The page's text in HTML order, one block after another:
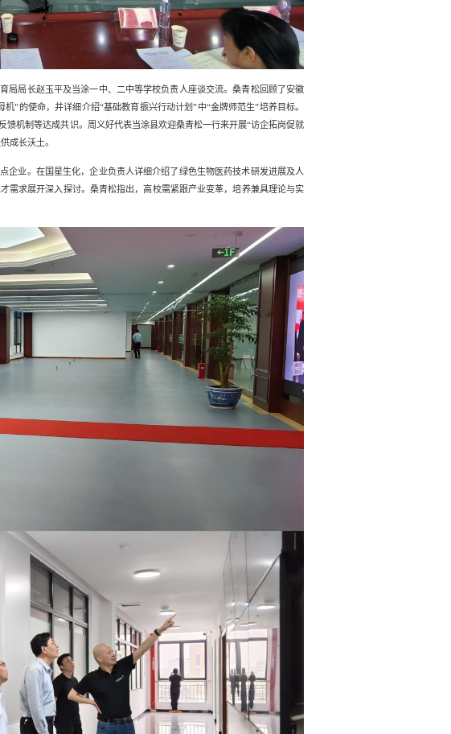
局局长赵玉平及当涂一中、二中等学校负责人座谈交流。桑青松回顾了安徽
”的使命，并详细介绍“基础教育振兴行动计划”中“金牌师范生”培养目标。
馈机制等达成共识。周义好代表当涂县欢迎桑青松一行来开展“访企拓岗促就
成长沃土。
企业。在国星生化，企业负责人详细介绍了绿色生物医药技术研发进展及人
需求展开深入探讨。桑青松指出，高校需紧跟产业变革，培养兼具理论与实